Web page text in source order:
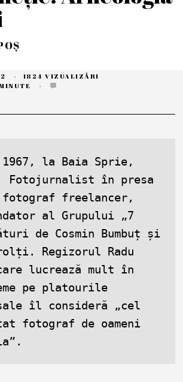
5
I
E
2
0
2
2
1824 VIZUALIZĂRI
la Baia Sprie,
Fotojurnalist în presa
freelancer,
al Grupului „7
de Cosmin Bumbuț și
Regizorul Radu
lucrează mult în
pe platourile
îl consideră „cel
fotograf de oameni